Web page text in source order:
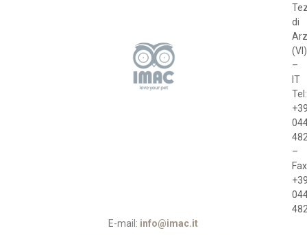
di
(VI)
–
IT
–
E-mail: info@imac.it